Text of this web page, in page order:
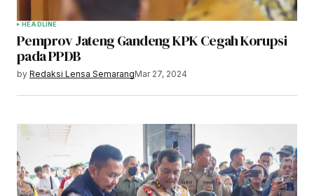
HEADLINE
Pemprov Jateng Gandeng KPK Cegah Korupsi
pada PPDB
by Redaksi Lensa SemarangMar 27, 2024